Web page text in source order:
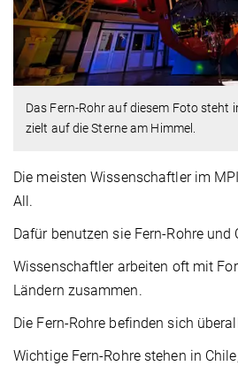
Das Fern-Rohr auf diesem Foto steht
zielt auf die Sterne am Himmel.
Die meisten Wissenschaftler im
All.
Dafür benutzen sie Fern-Rohre und
Wissenschaftler arbeiten oft mit
Ländern zusammen.
Die Fern-Rohre befinden sich
Wichtige Fern-Rohre stehen in